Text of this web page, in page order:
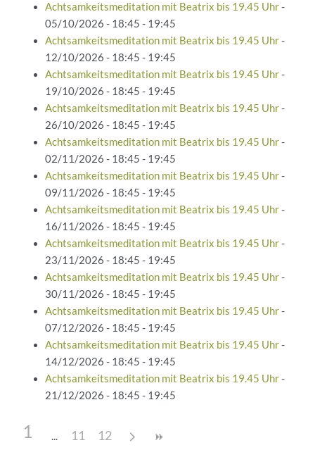
Achtsamkeitsmeditation mit Beatrix bis 19.45 Uhr-
05/10/2026 - 18:45 - 19:45
Achtsamkeitsmeditation mit Beatrix bis 19.45 Uhr-
12/10/2026 - 18:45 - 19:45
Achtsamkeitsmeditation mit Beatrix bis 19.45 Uhr-
19/10/2026 - 18:45 - 19:45
Achtsamkeitsmeditation mit Beatrix bis 19.45 Uhr-
26/10/2026 - 18:45 - 19:45
Achtsamkeitsmeditation mit Beatrix bis 19.45 Uhr-
02/11/2026 - 18:45 - 19:45
Achtsamkeitsmeditation mit Beatrix bis 19.45 Uhr-
09/11/2026 - 18:45 - 19:45
Achtsamkeitsmeditation mit Beatrix bis 19.45 Uhr-
16/11/2026 - 18:45 - 19:45
Achtsamkeitsmeditation mit Beatrix bis 19.45 Uhr-
23/11/2026 - 18:45 - 19:45
Achtsamkeitsmeditation mit Beatrix bis 19.45 Uhr-
30/11/2026 - 18:45 - 19:45
Achtsamkeitsmeditation mit Beatrix bis 19.45 Uhr-
07/12/2026 - 18:45 - 19:45
Achtsamkeitsmeditation mit Beatrix bis 19.45 Uhr-
14/12/2026 - 18:45 - 19:45
Achtsamkeitsmeditation mit Beatrix bis 19.45 Uhr-
21/12/2026 - 18:45 - 19:45
1 11 12